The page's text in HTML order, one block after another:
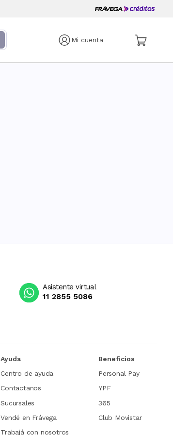
Mi cuenta
Asistente virtual
11 2855 5086
Ayuda
Centro de ayuda
Contactanos
Sucursales
Vendé en Frávega
Trabajá con nosotros
Beneficios
Personal Pay
YPF
365
Club Movistar